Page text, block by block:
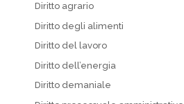
Diritto agrario
Diritto degli alimenti
Diritto del lavoro
Diritto dell’energia
Diritto demaniale